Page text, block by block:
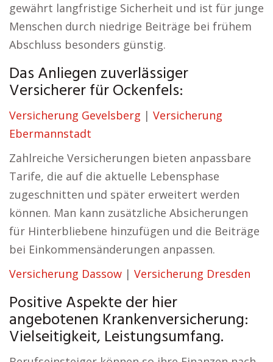
gewährt langfristige Sicherheit und ist für junge
Menschen durch niedrige Beiträge bei frühem
Abschluss besonders günstig.
Das Anliegen zuverlässiger
Versicherer für Ockenfels:
Versicherung Gevelsberg | Versicherung
Ebermannstadt
Zahlreiche Versicherungen bieten anpassbare
Tarife, die auf die aktuelle Lebensphase
zugeschnitten und später erweitert werden
können. Man kann zusätzliche Absicherungen
für Hinterbliebene hinzufügen und die Beiträge
bei Einkommensänderungen anpassen.
Versicherung Dassow | Versicherung Dresden
Positive Aspekte der hier
angebotenen Krankenversicherung:
Vielseitigkeit, Leistungsumfang.